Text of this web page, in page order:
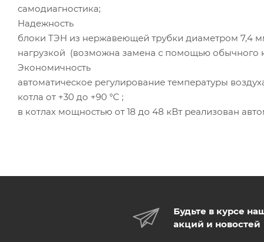
самодиагностика;
Надежность
блоки ТЭН из нержавеющей трубки диаметром 7,4
нагрузкой (возможна замена с помощью обычного
Экономичность
автоматическое регулирование температуры
котла от +30 до +90 °С ;
в котлах мощностью от 18 до 48 кВт реализован
Будьте в курсе
акций и новостей